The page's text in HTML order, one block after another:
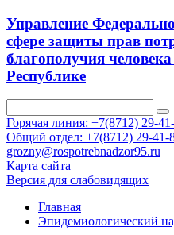
Управление
сфере защиты прав
благополучия
Республике
Горячая линия: +7(8712) 29-
Общий отдел: +7(8712) 29-41-
grozny@rospotrebnadzor95.ru
Карта сайта
Версия для слабовидящих
Главная
Эпидемиологический